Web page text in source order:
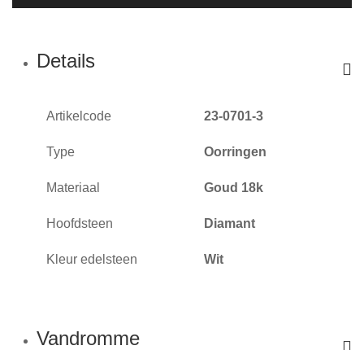
Details
Artikelcode 23-0701-3
Type Oorringen
Materiaal Goud 18k
Hoofdsteen Diamant
Kleur edelsteen Wit
Vandromme